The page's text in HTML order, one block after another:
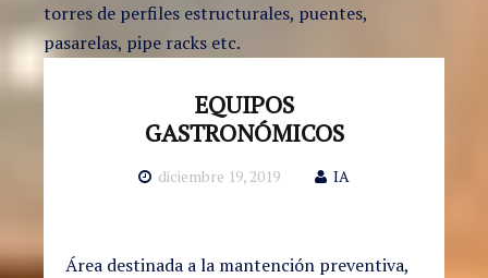
torres de perfiles estructurales, puentes,
pasarelas, pipe racks etc.
EQUIPOS
GASTRONÓMICOS
diciembre 19, 2019 IA
Área destinada a la mantención preventiva,